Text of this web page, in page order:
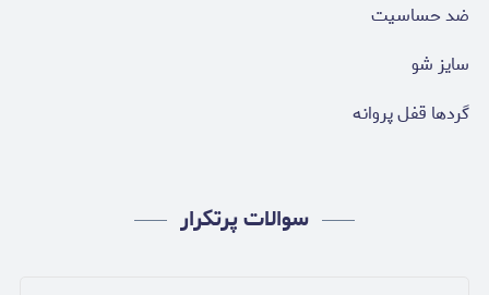
ضد حساسيت
سايز شو
گردها قفل پروانه
سوالات پرتکرار